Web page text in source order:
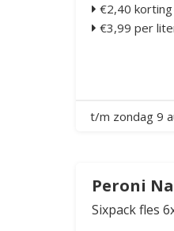
€2,40
€3,99 per
t/m zondag 9
Peroni
Sixpack fles